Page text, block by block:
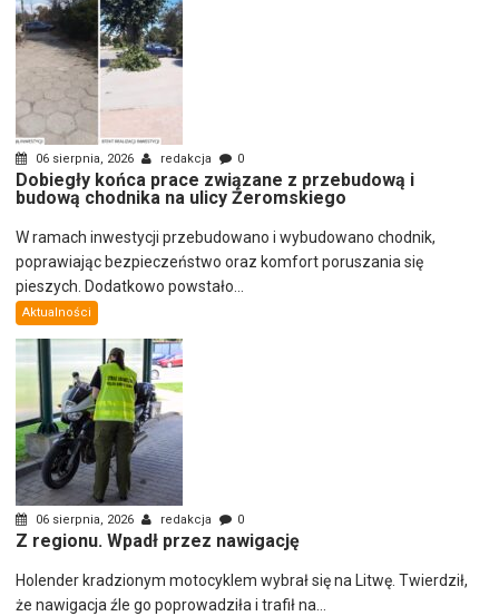
06 sierpnia, 2026 redakcja 0
Dobiegły końca prace związane z przebudową i
budową chodnika na ulicy Żeromskiego
W ramach inwestycji przebudowano i wybudowano chodnik,
poprawiając bezpieczeństwo oraz komfort poruszania się
pieszych. Dodatkowo powstało...
Aktualności
06 sierpnia, 2026 redakcja 0
Z regionu. Wpadł przez nawigację
Holender kradzionym motocyklem wybrał się na Litwę. Twierdził,
że nawigacja źle go poprowadziła i trafił na...